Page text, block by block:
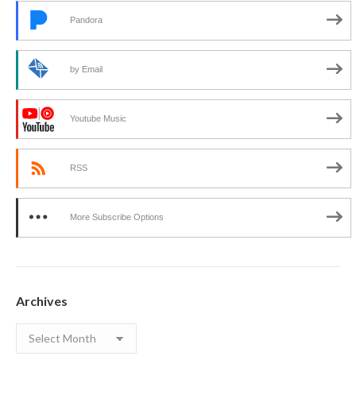
Pandora
by Email
Youtube Music
RSS
More Subscribe Options
Archives
Archives